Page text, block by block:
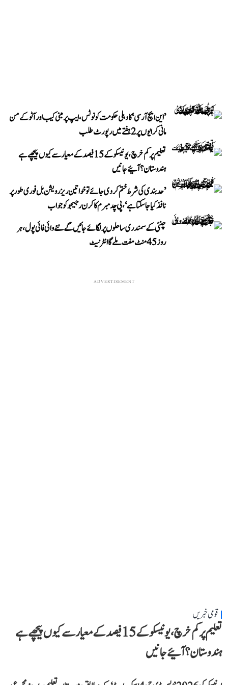
’این ایچ آر سی‘ کا دہلی حکومت کو نوٹس، ایپ پر مبنی کیب اور آٹو کے من
مانی کرایوں پر 2 ہفتے میں رپورٹ طلب
تعلیم پر کم خرچ، یونیسکو کے 15 فیصد کے معیار سے کیوں پیچھے ہے
ہندوستان؟ آئیے جانیں
’حد بندی کی شرط ختم کر دی جائے تو خواتین ریزرویشن بل فوری طور پر
نافذ کیا جا سکتا ہے‘، پی چدمبرم کا کرن رجیجو کو جواب
چنئی کے سمندری ساحلوں پر لگائے جائیں گے نئے وائی فائی پول، ہر
روز 45 منٹ مفت ملے گا انٹرنیٹ
ADVERTISEMENT
قومی خبریں
تعلیم پر کم خرچ، یونیسکو کے 15 فیصد کے معیار سے کیوں پیچھے ہے
ہندوستان؟ آئیے جانیں